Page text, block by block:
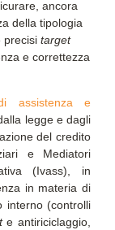
ancora
della tipologia
precisi target
e correttezza
assistenza e
legge e dagli
del credito
e Mediatori
(Ivass), in
in materia di
interno (controlli
e antiriciclaggio,